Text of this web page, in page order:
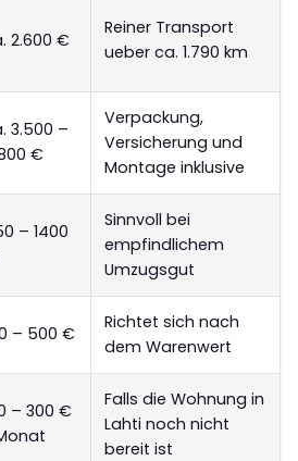
2.600 €
Reiner Transport
ueber ca. 1.790 km
3.500 –
€
Verpackung,
Versicherung und
Montage inklusive
– 1400
Sinnvoll bei
empfindlichem
Umzugsgut
– 500 €
Richtet sich nach
dem Warenwert
– 300 €
Falls die Wohnung in
Lahti noch nicht
bereit ist